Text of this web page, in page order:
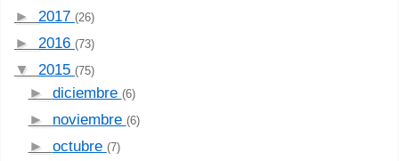
► 2017 (26)
► 2016 (73)
▼ 2015 (75)
► diciembre (6)
► noviembre (6)
► octubre (7)